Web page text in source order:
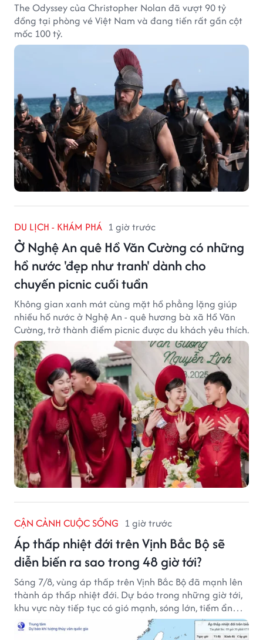
The Odyssey của Christopher Nolan đã vượt 90 tỷ
đồng tại phòng vé Việt Nam và đang tiến rất gần cột
mốc 100 tỷ.
DU LỊCH - KHÁM PHÁ 1 giờ trước
Ở Nghệ An quê Hồ Văn Cường có những
hồ nước 'đẹp như tranh' dành cho
chuyến picnic cuối tuần
Không gian xanh mát cùng mặt hồ phẳng lặng giúp
nhiều hồ nước ở Nghệ An - quê hương bà xã Hồ Văn
Cường, trở thành điểm picnic được du khách yêu thích.
CẬN CẢNH CUỘC SỐNG 1 giờ trước
Áp thấp nhiệt đới trên Vịnh Bắc Bộ sẽ
diễn biến ra sao trong 48 giờ tới?
Sáng 7/8, vùng áp thấp trên Vịnh Bắc Bộ đã mạnh lên
thành áp thấp nhiệt đới. Dự báo trong những giờ tới,
khu vực này tiếp tục có gió mạnh, sóng lớn, tiềm ẩn
nhiều nguy cơ đối với hoạt động của tàu thuyền trên
biển.